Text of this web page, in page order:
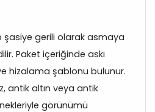
gerili olarak asmaya
Paket içeriğinde askı
hizalama şablonu bulunur.
antik altın veya antik
görünümü